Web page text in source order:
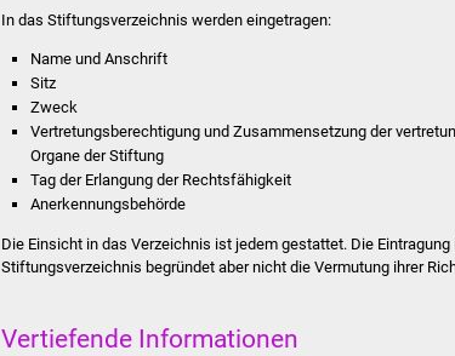
In das Stiftungsverzeichnis werden eingetragen:
Name und Anschrift
Sitz
Zweck
Vertretungsberechtigung und Zusammensetzung der
Organe der Stiftung
Tag der Erlangung der Rechtsfähigkeit
Anerkennungsbehörde
Die Einsicht in das Verzeichnis ist jedem gestattet. Die Eintragung
Stiftungsverzeichnis begründet aber nicht die Vermutung ihrer
Vertiefende Informationen